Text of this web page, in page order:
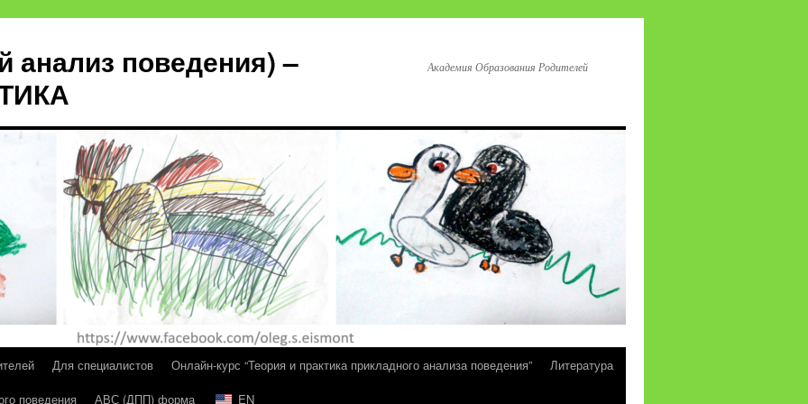
анализ поведения) –
Академия Образования Родителей
Для специалистов Онлайн-курс “Теория и практика прикладного анализа поведения”
Литература
поведения АВС (ДПП) форма EN